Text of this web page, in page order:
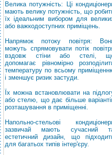
Велика потужність: Ці
мають велику потужність, що
їх ідеальним вибором для
або важкодоступних приміщень.
Напрямок потоку повітря:
можуть спрямовувати потік
вздовж стіни або стелі,
допомагає рівномірно
температуру по всьому
і зменшує ризик застуди.
Їх можна встановлювати на
або стелю, що дає більше
розташування в приміщенні.
Напольно-стельові
зазвичай мають сучасний
естетичний дизайн, що
для багатьох типів інтер'єру.